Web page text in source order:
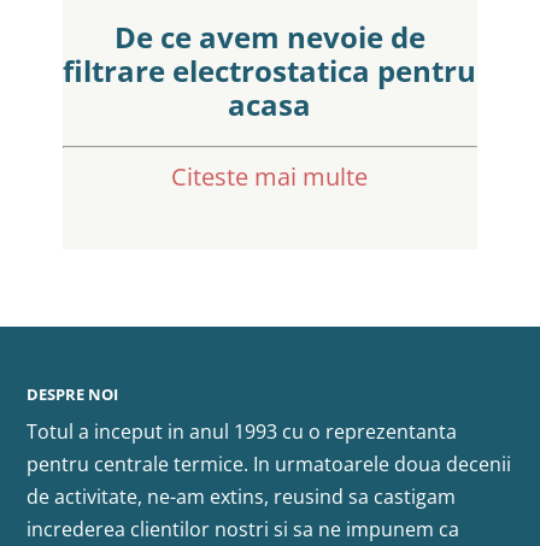
De ce avem nevoie de
filtrare electrostatica pentru
acasa
Citeste mai multe
DESPRE NOI
Totul a inceput in anul 1993 cu o reprezentanta
pentru centrale termice. In urmatoarele doua decenii
de activitate, ne-am extins, reusind sa castigam
increderea clientilor nostri si sa ne impunem ca